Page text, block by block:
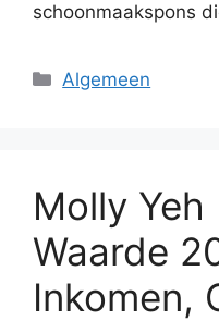
schoonmaakspons
Categories
Algemeen
Molly
Waarde
Inkomen,